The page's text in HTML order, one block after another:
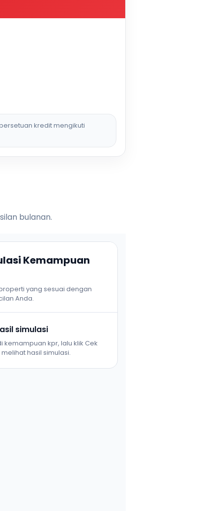
kredit mengikuti
bulanan.
Kemampuan
yang sesuai dengan
Anda.
simulasi
kemampuan kpr, lalu klik Cek
hasil simulasi.